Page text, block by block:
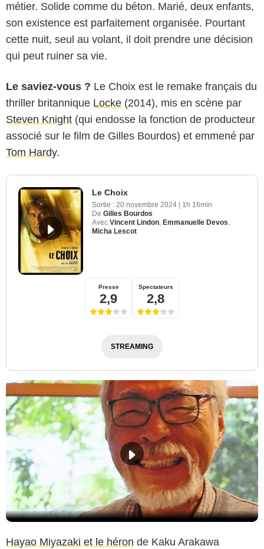
métier. Solide comme du béton. Marié, deux enfants,
son existence est parfaitement organisée. Pourtant
cette nuit, seul au volant, il doit prendre une décision
qui peut ruiner sa vie.
Le saviez-vous ? Le Choix est le remake français du
thriller britannique Locke (2014), mis en scène par
Steven Knight (qui endosse la fonction de producteur
associé sur le film de Gilles Bourdos) et emmené par
Tom Hardy.
Le Choix
Sortie : 20 novembre 2024
1h 16min
De Gilles Bourdos
Avec Vincent Lindon, Emmanuelle Devos,
Micha Lescot
Presse
2,9
Spectateurs
2,8
STREAMING
Hayao Miyazaki et le héron de Kaku Arakawa